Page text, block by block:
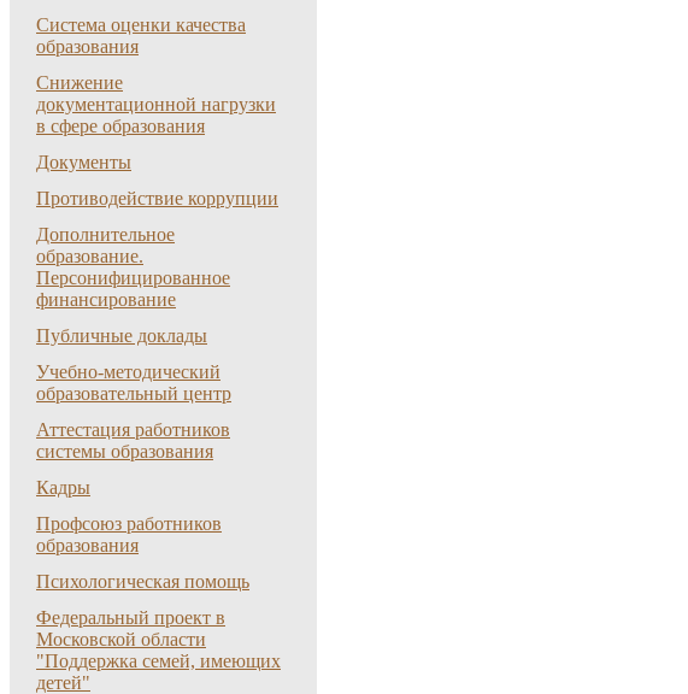
Система оценки качества
образования
Снижение
документационной нагрузки
в сфере образования
Документы
Противодействие коррупции
Дополнительное
образование.
Персонифицированное
финансирование
Публичные доклады
Учебно-методический
образовательный центр
Аттестация работников
системы образования
Кадры
Профсоюз работников
образования
Психологическая помощь
Федеральный проект в
Московской области
"Поддержка семей, имеющих
детей"